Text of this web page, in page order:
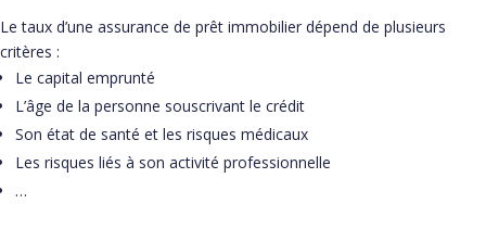
Le taux d’une assurance de prêt immobilier dépend de plusieurs
critères :
Le capital emprunté
L’âge de la personne souscrivant le crédit
Son état de santé et les risques médicaux
Les risques liés à son activité professionnelle
…